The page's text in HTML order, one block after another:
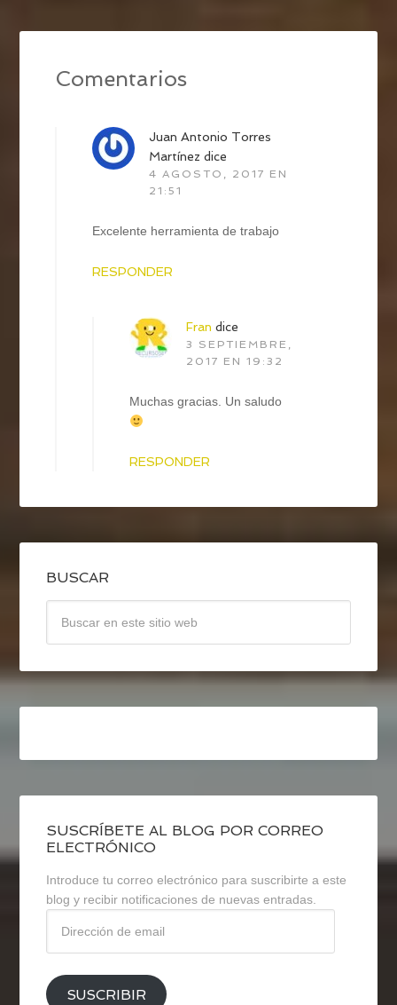
Comentarios
Juan Antonio Torres
Martínez dice
4 AGOSTO, 2017 EN
21:51
Excelente herramienta de trabajo
RESPONDER
Fran dice
3 SEPTIEMBRE,
2017 EN 19:32
Muchas gracias. Un saludo
RESPONDER
BUSCAR
SUSCRÍBETE AL BLOG POR CORREO
ELECTRÓNICO
Introduce tu correo electrónico para suscribirte a este
blog y recibir notificaciones de nuevas entradas.
email
SUSCRIBIR